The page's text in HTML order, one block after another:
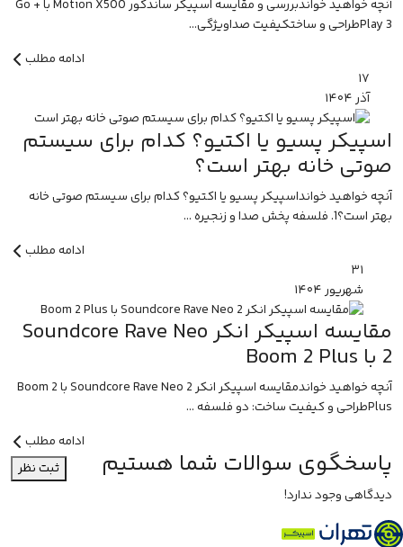
آنچه خواهید خواندبررسی و مقایسه اسپیکر ساندکور Motion X500 با Go +
Play 3طراحی و ساختکیفیت صداویژگی‌...
ادامه مطلب
۱۷
آذر۱۴۰۴
اسپیکر پسیو یا اکتیو؟ کدام برای سیستم
صوتی خانه بهتر است؟
آنچه خواهید خوانداسپیکر پسیو یا اکتیو؟ کدام برای سیستم صوتی خانه
بهتر است؟1. فلسفه پخش صدا و زنجیره ...
ادامه مطلب
۳۱
شهریور۱۴۰۴
مقایسه اسپیکر انکر Soundcore Rave Neo
2 با Boom 2 Plus
آنچه خواهید خواندمقایسه اسپیکر انکر Soundcore Rave Neo 2 با Boom 2
Plusطراحی و کیفیت ساخت: دو فلسفه ...
ادامه مطلب
پاسخگوی سوالات شما هستیم
ثبت نظر
دیدگاهی وجود ندارد!